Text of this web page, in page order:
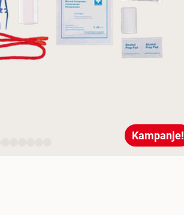
Kampanje!